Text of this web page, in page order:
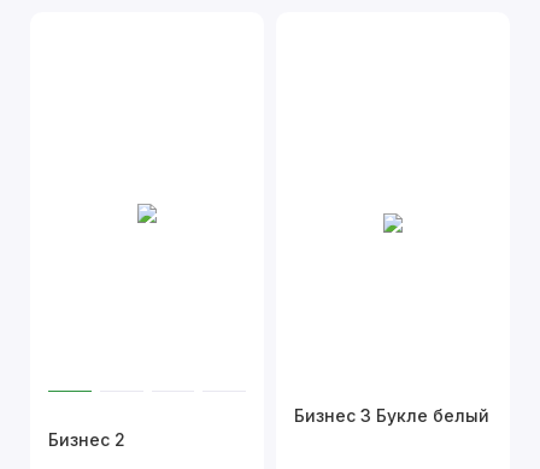
Бизнес 2
Бизнес 3 Букле белый